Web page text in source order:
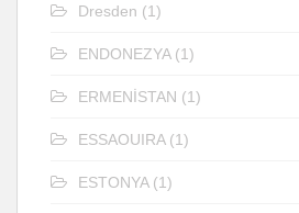
Dresden (1)
ENDONEZYA(1)
ERMENİSTAN (1)
ESSAOUIRA(1)
ESTONYA(1)